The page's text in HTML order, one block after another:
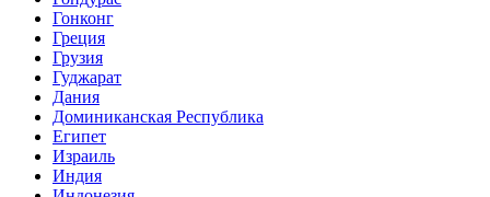
Гонконг
Греция
Грузия
Гуджарат
Дания
Доминиканская Республика
Египет
Израиль
Индия